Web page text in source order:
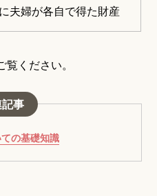
夫婦が各自で得た財産
ください。
事
の基礎知識